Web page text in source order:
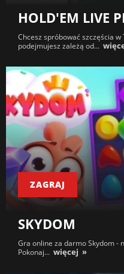
HOLD'EM LIVE
Chcesz spróbować szczęścia w
podejmujesz zależą od...
ZAGRAJ
SKYDOM
Gra online za darmo Skydom -
Pokonaj... więcej